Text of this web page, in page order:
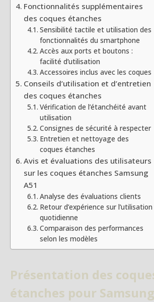
Fonctionnalités supplémentaires
des coques étanches
Sensibilité tactile et utilisation des
fonctionnalités du smartphone
Accès aux ports et boutons :
facilité d’utilisation
Accessoires inclus avec les coques
Conseils d’utilisation et d’entretien
des coques étanches
Vérification de l’étanchéité avant
utilisation
Consignes de sécurité à respecter
Entretien et nettoyage des
coques étanches
Avis et évaluations des utilisateurs
sur les coques étanches Samsung
A51
Analyse des évaluations clients
Retour d’expérience sur l’utilisation
quotidienne
Comparaison des performances
selon les modèles
Présentation des
étanches pour